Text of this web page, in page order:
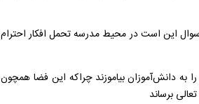
این است در محیط مدرسه تحمل افکار احترام
به دانش‌آموزان بیاموزند چراکه این فضا همچون
برساند